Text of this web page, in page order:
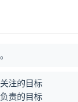
注的目标
责的目标